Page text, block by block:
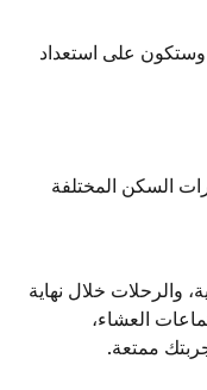
على استعداد
السكن المختلفة
والرحلات خلال نهاية
العشاء،
ممتعة.